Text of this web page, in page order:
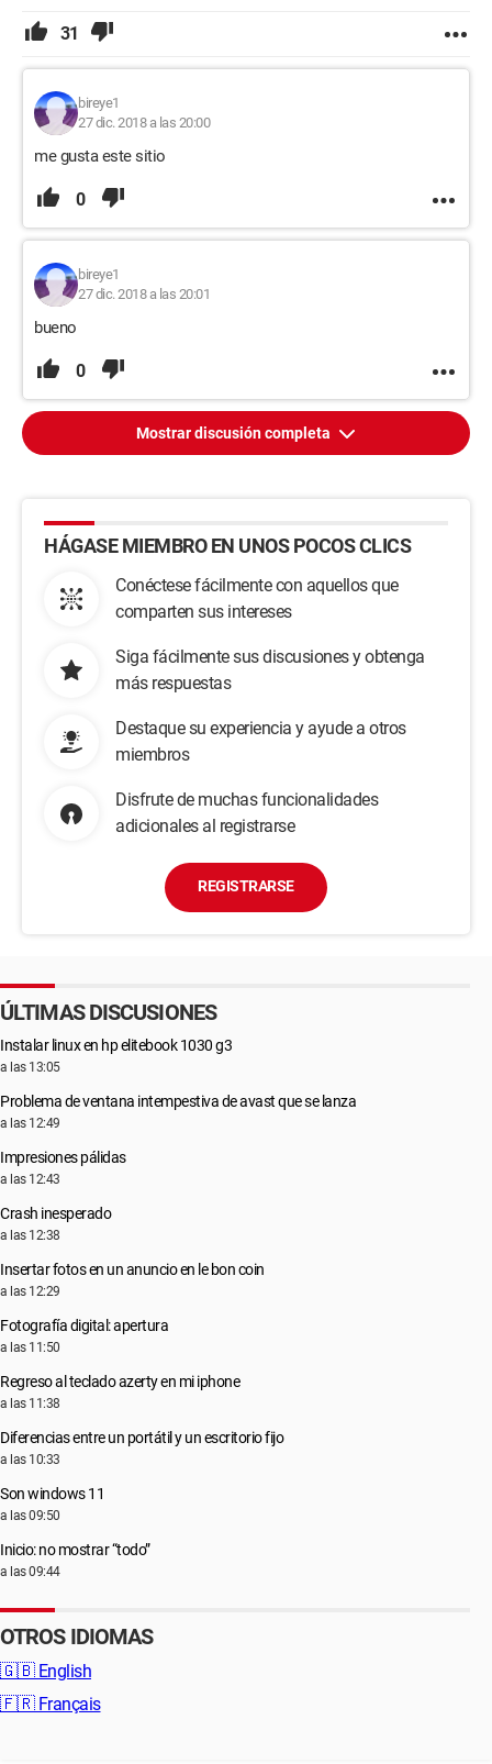
31
bireye1
27 dic. 2018 a las 20:00
me gusta este sitio
0
bireye1
27 dic. 2018 a las 20:01
bueno
0
Mostrar discusión completa
HÁGASE MIEMBRO EN UNOS POCOS CLICS
Conéctese fácilmente con aquellos que
comparten sus intereses
Siga fácilmente sus discusiones y obtenga
más respuestas
Destaque su experiencia y ayude a otros
miembros
Disfrute de muchas funcionalidades
adicionales al registrarse
REGISTRARSE
ÚLTIMAS DISCUSIONES
Instalar linux en hp elitebook 1030 g3
a las 13:05
Problema de ventana intempestiva de avast que se lanza
a las 12:49
Impresiones pálidas
a las 12:43
Crash inesperado
a las 12:38
Insertar fotos en un anuncio en le bon coin
a las 12:29
Fotografía digital: apertura
a las 11:50
Regreso al teclado azerty en mi iphone
a las 11:38
Diferencias entre un portátil y un escritorio fijo
a las 10:33
Son windows 11
a las 09:50
Inicio: no mostrar “todo”
a las 09:44
OTROS IDIOMAS
🇬🇧 English
🇫🇷 Français